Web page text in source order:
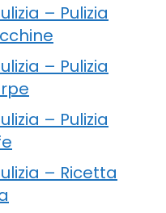
– Pulizia
– Pulizia
– Pulizia
– Ricetta